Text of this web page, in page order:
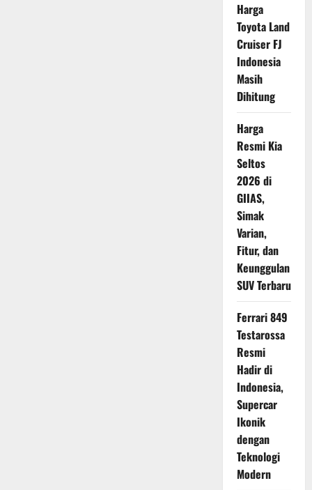
Harga
Toyota Land
Cruiser FJ
Indonesia
Masih
Dihitung
Harga
Resmi Kia
Seltos
2026 di
GIIAS,
Simak
Varian,
Fitur, dan
Keunggulan
SUV Terbaru
Ferrari 849
Testarossa
Resmi
Hadir di
Indonesia,
Supercar
Ikonik
dengan
Teknologi
Modern